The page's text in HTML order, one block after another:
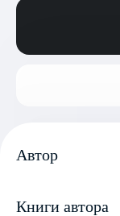
Автор
Книги автора